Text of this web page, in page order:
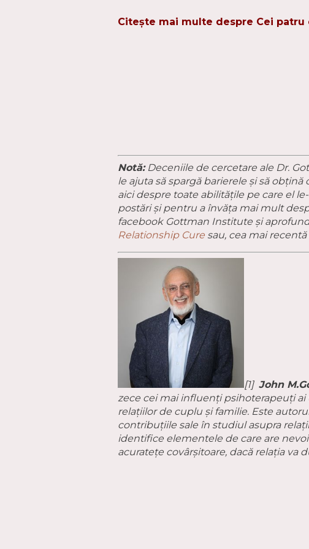
Citește mai multe despre Cei patru
Notă:Deceniile de cercetare ale Dr.
le ajuta să spargă barierele și să
aici despre toate abilitățile pe care el
postări și pentru a învăța mai mult
facebook Gottman Institute și
Relationship Cure sau, cea mai
[1] John
zece cei mai influenți psihoterapeuți
relațiilor de cuplu și familie. Este
contribuțiile sale în studiul asupra
identifice elementele de care are
acuratețe covârșitoare, dacă relația va